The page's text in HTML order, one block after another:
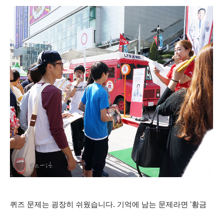
퀴즈 문제는 굉장히 쉬웠습니다. 기억에 남는 문제라면 '황금